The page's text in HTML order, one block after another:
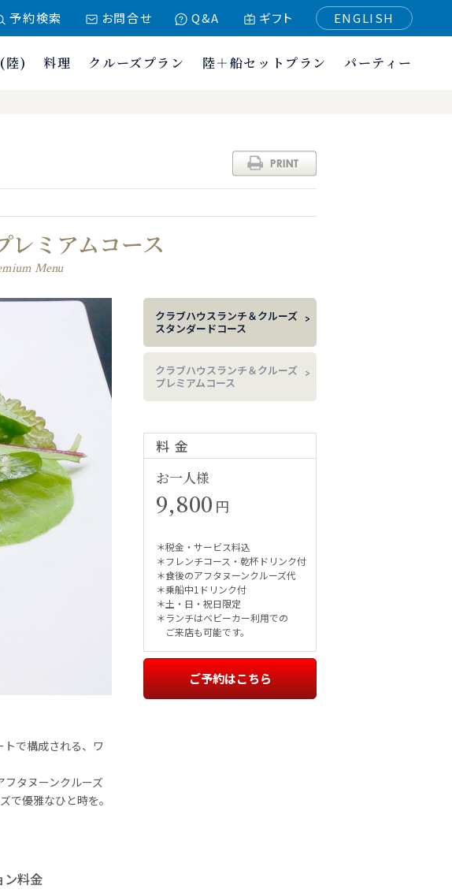
予約検索 お問合せ Q&A ギフト ENGLISH
陸) 料理 クルーズプラン 陸＋船セットプラン パーティー
レミアムコース
Menu
で構成される、ワ
タヌーンクルーズ
で優雅なひと時を。
クラブハウスランチ＆クルーズ
スタンダードコース
クラブハウスランチ＆クルーズ
プレミアムコース
料金
お一人様
9,800 円
＊税金・サービス料込
＊フレンチコース・乾杯ドリンク付
＊食後のアフタヌーンクルーズ代
＊乗船中1ドリンク付
＊土・日・祝日限定
＊ランチはベビーカー利用での
ご来店も可能です。
ご予約はこちら
ン料金